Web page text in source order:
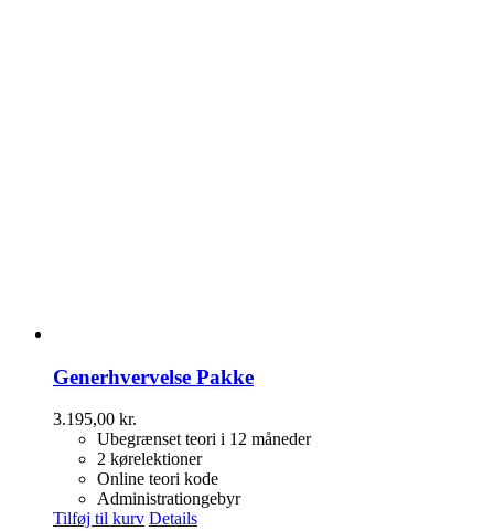
Generhvervelse Pakke
3.195,00 kr.
Ubegrænset teori i 12 måneder
2 kørelektioner
Online teori kode
Administrationgebyr
Tilføj til kurv Details